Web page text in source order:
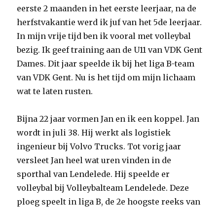
eerste 2 maanden in het eerste leerjaar, na de
herfstvakantie werd ik juf van het 5de leerjaar.
In mijn vrije tijd ben ik vooral met volleybal
bezig. Ik geef training aan de U11 van VDK Gent
Dames. Dit jaar speelde ik bij het liga B-team
van VDK Gent. Nu is het tijd om mijn lichaam
wat te laten rusten.
Bijna 22 jaar vormen Jan en ik een koppel. Jan
wordt in juli 38. Hij werkt als logistiek
ingenieur bij Volvo Trucks. Tot vorig jaar
versleet Jan heel wat uren vinden in de
sporthal van Lendelede. Hij speelde er
volleybal bij Volleybalteam Lendelede. Deze
ploeg speelt in liga B, de 2e hoogste reeks van